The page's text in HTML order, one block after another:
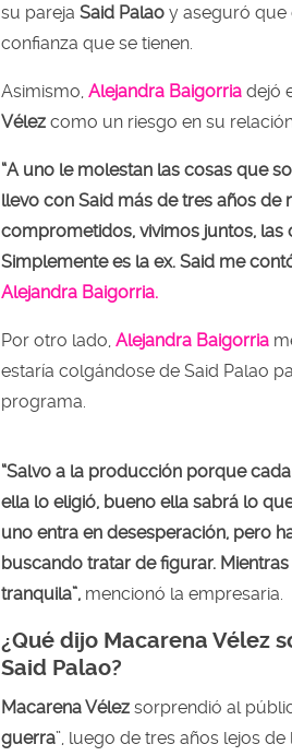
su pareja Said Palao y aseguró que
confianza que se tienen.
Asimismo, Alejandra Baigorria dejó
Vélez como un riesgo en su
“A uno le molestan las cosas que
llevo con Said más de tres años de
comprometidos, vivimos juntos, las
Simplemente es la ex. Said me
Alejandra Baigorria.
Por otro lado, Alejandra Baigorria
estaría colgándose de Said Palao
programa.
“Salvo a la producción porque
ella lo eligió, bueno ella sabrá lo
uno entra en desesperación, pero
buscando tratar de figurar.
tranquila”, mencionó la empresaria.
¿Qué dijo Macarena Vélez
Said Palao?
Macarena Vélez sorprendió al
guerra”, luego de tres años lejos